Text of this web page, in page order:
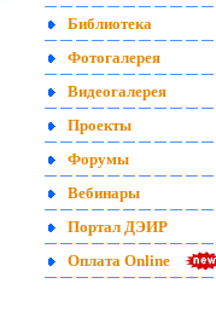
Библиотека
Фотогалерея
Видеогалерея
Проекты
Форумы
Вебинары
Портал ДЭИР
Оплата Online